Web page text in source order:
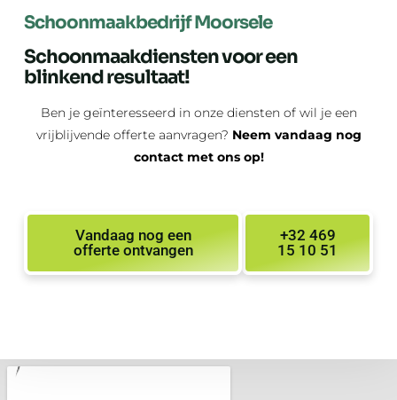
Schoonmaakbedrijf Moorsele
Schoonmaakdiensten voor een
blinkend resultaat!
Ben je geïnteresseerd in onze diensten of wil je een
vrijblijvende offerte aanvragen? Neem vandaag nog
contact met ons op!
+32 469
15 10 51
Vandaag nog een
offerte ontvangen